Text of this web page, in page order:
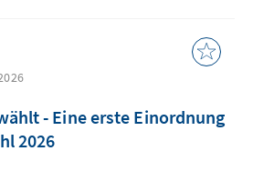
- Eine erste Einordnung
2026